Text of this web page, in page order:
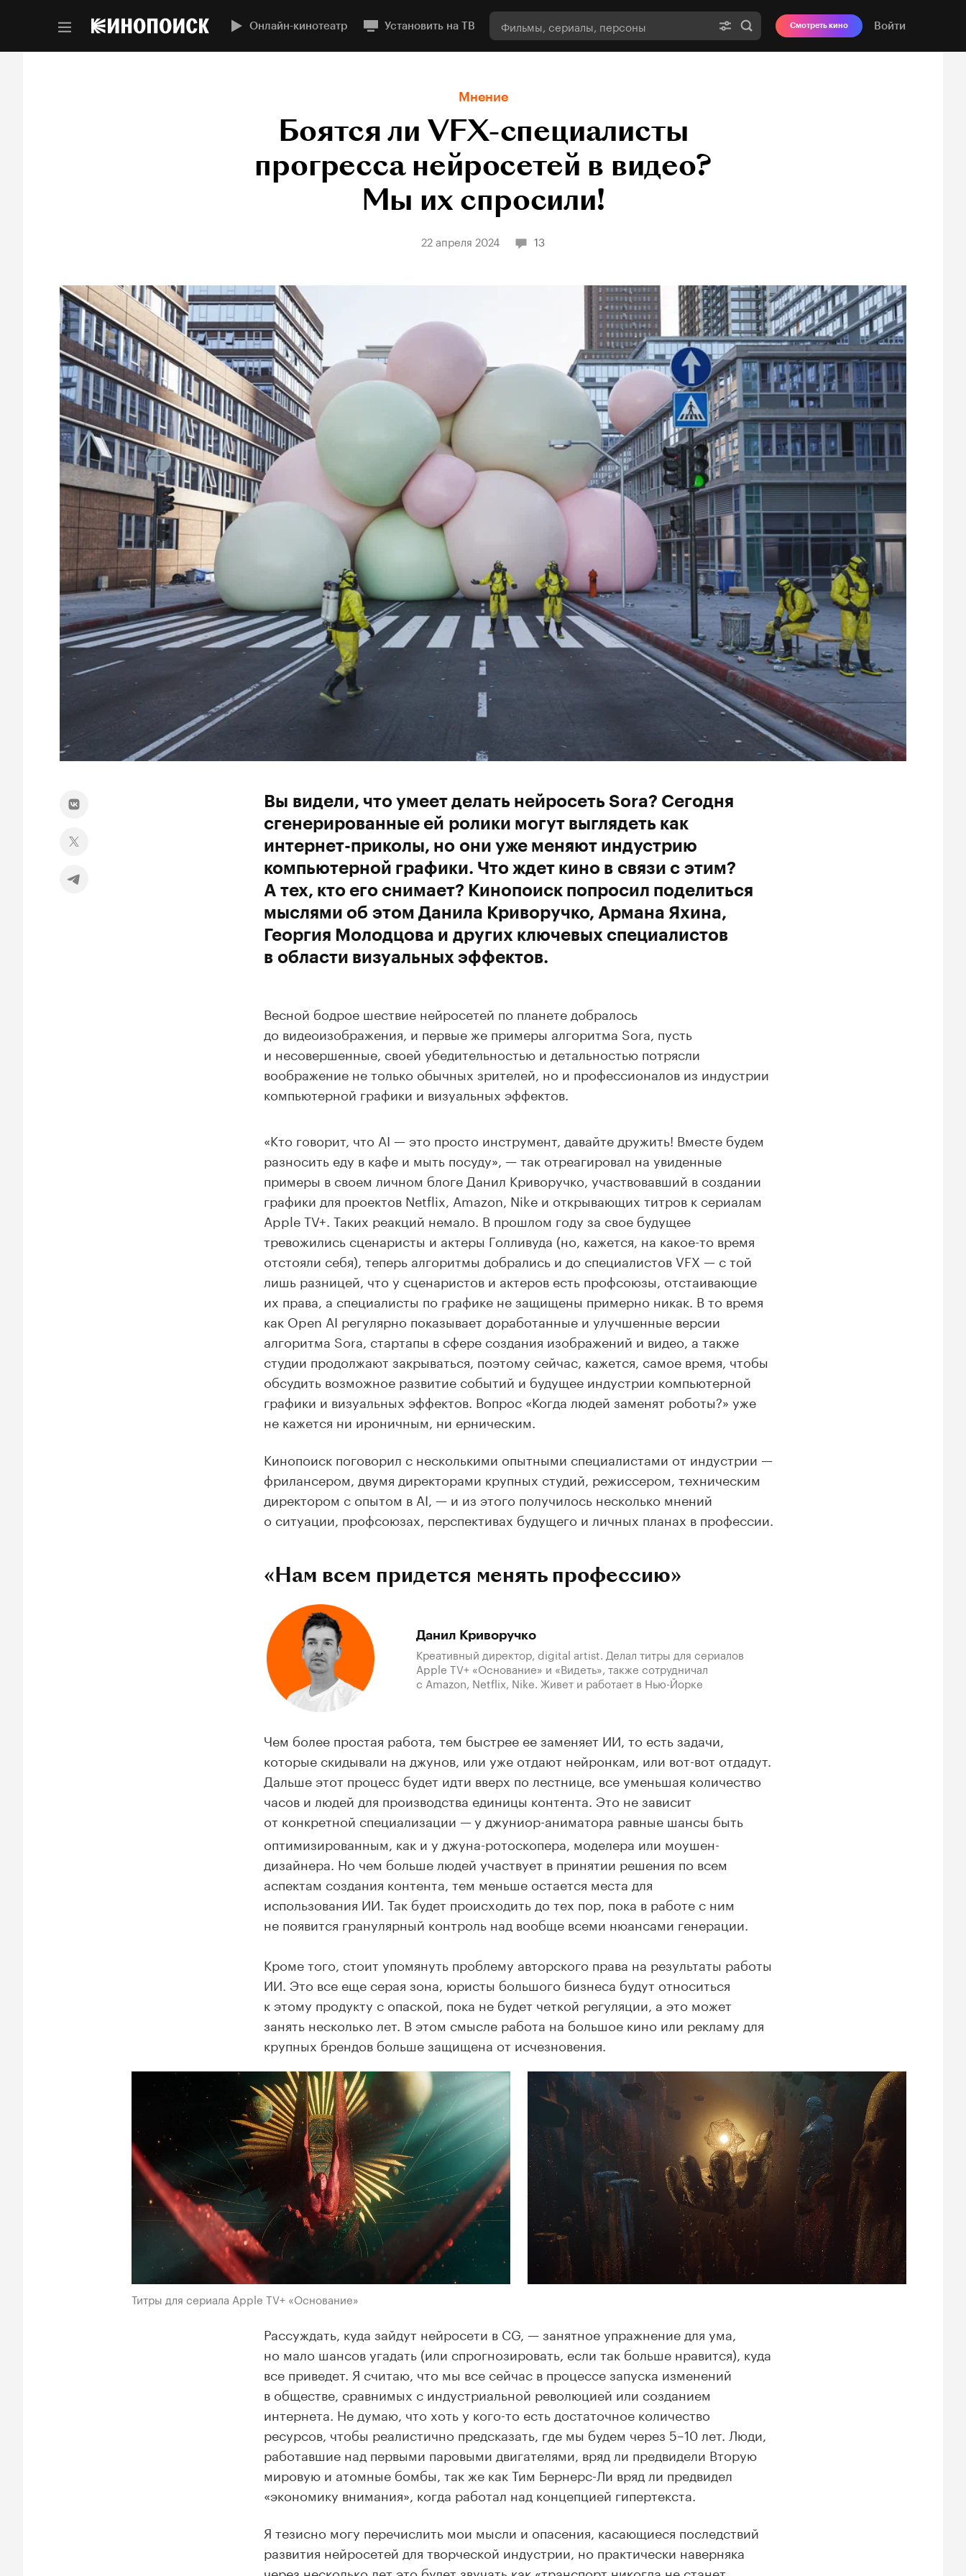
Онлайн-кинотеатр Установить на ТВ Смотреть кино Войти
Мнение
Боятся ли VFX-специалисты
прогресса нейросетей в видео?
Мы их спросили!
22 апреля 2024 13
Вы видели, что умеет делать нейросеть Sora? Сегодня
сгенерированные ей ролики могут выглядеть как
интернет-приколы, но они уже меняют индустрию
компьютерной графики. Что ждет кино в связи с этим?
А тех, кто его снимает? Кинопоиск попросил поделиться
мыслями об этом Данила Криворучко, Армана Яхина,
Георгия Молодцова и других ключевых специалистов
в области визуальных эффектов.
Весной бодрое шествие нейросетей по планете добралось
до видеоизображения, и первые же примеры алгоритма Sora, пусть
и несовершенные, своей убедительностью и детальностью потрясли
воображение не только обычных зрителей, но и профессионалов из индустрии
компьютерной графики и визуальных эффектов.
«Кто говорит, что AI — это просто инструмент, давайте дружить! Вместе будем
разносить еду в кафе и мыть посуду», — так отреагировал на увиденные
примеры в своем личном блоге Данил Криворучко, участвовавший в создании
графики для проектов Netflix, Amazon, Nike и открывающих титров к сериалам
Apple TV+. Таких реакций немало. В прошлом году за свое будущее
тревожились сценаристы и актеры Голливуда (но, кажется, на какое-то время
отстояли себя), теперь алгоритмы добрались и до специалистов VFX — с той
лишь разницей, что у сценаристов и актеров есть профсоюзы, отстаивающие
их права, а специалисты по графике не защищены примерно никак. В то время
как Open AI регулярно показывает доработанные и улучшенные версии
алгоритма Sora, стартапы в сфере создания изображений и видео, а также
студии продолжают закрываться, поэтому сейчас, кажется, самое время, чтобы
обсудить возможное развитие событий и будущее индустрии компьютерной
графики и визуальных эффектов. Вопрос «Когда людей заменят роботы?» уже
не кажется ни ироничным, ни ерническим.
Кинопоиск поговорил с несколькими опытными специалистами от индустрии —
фрилансером, двумя директорами крупных студий, режиссером, техническим
директором с опытом в AI, — и из этого получилось несколько мнений
о ситуации, профсоюзах, перспективах будущего и личных планах в профессии.
«Нам всем придется менять профессию»
Данил Криворучко
Креативный директор, digital artist. Делал титры для сериалов
Apple TV+ «Основание» и «Видеть», также сотрудничал
с Amazon, Netflix, Nike. Живет и работает в Нью-Йорке
Чем более простая работа, тем быстрее ее заменяет ИИ, то есть задачи,
которые скидывали на джунов, или уже отдают нейронкам, или вот-вот отдадут.
Дальше этот процесс будет идти вверх по лестнице, все уменьшая количество
часов и людей для производства единицы контента. Это не зависит
от конкретной специализации —у джуниор-аниматора равные шансы быть
оптимизированным, как и у джуна-ротоскопера, моделера или моушен-
дизайнера. Но чем больше людей участвует в принятии решения по всем
аспектам создания контента, тем меньше остается места для
использования ИИ. Так будет происходить до тех пор, пока в работе с ним
не появится гранулярный контроль над вообще всеми нюансами генерации.
Кроме того, стоит упомянуть проблему авторского права на результаты работы
ИИ. Это все еще серая зона, юристы большого бизнеса будут относиться
к этому продукту с опаской, пока не будет четкой регуляции, а это может
занять несколько лет. В этом смысле работа на большое кино или рекламу для
крупных брендов больше защищена от исчезновения.
Титры для сериала Apple TV+ «Основание»
Рассуждать, куда зайдут нейросети в СG, — занятное упражнение для ума,
но мало шансов угадать (или спрогнозировать, если так больше нравится), куда
все приведет. Я считаю, что мы все сейчас в процессе запуска изменений
в обществе, сравнимых с индустриальной революцией или созданием
интернета. Не думаю, что хоть у кого-то есть достаточное количество
ресурсов, чтобы реалистично предсказать, где мы будем через 5–10 лет. Люди,
работавшие над первыми паровыми двигателями, вряд ли предвидели Вторую
мировую и атомные бомбы, так же как Тим Бернерс-Ли вряд ли предвидел
«экономику внимания», когда работал над концепцией гипертекста.
Я тезисно могу перечислить мои мысли и опасения, касающиеся последствий
развития нейросетей для творческой индустрии, но практически наверняка
через несколько лет это будет звучать как «транспорт никогда не станет